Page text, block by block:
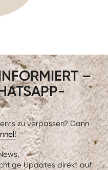
–
zu verpassen? Dann
Updates direkt auf